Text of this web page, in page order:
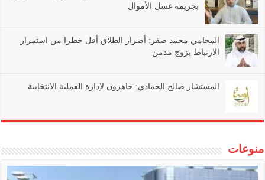
بجريمة غسل الأموال
المحامي محمد صفر: أضرار الطلاق أقل خطرا من استمرار
الارتباط بزوج مدمن
المستشار صالح الحمادي: جاهزون لإدارة العملية الانتخابية
منوعات